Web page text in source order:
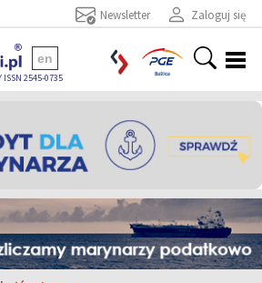
Zaloguj się
Newsletter
ISSN 2545-0735
en